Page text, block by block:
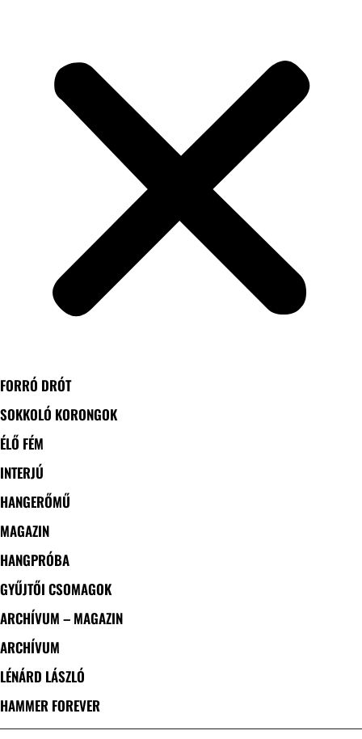
FORRÓ DRÓT
SOKKOLÓ KORONGOK
ÉLŐ FÉM
INTERJÚ
HANGERŐMŰ
MAGAZIN
HANGPRÓBA
GYŰJTŐI CSOMAGOK
ARCHÍVUM – MAGAZIN
ARCHÍVUM
LÉNÁRD LÁSZLÓ
HAMMER FOREVER